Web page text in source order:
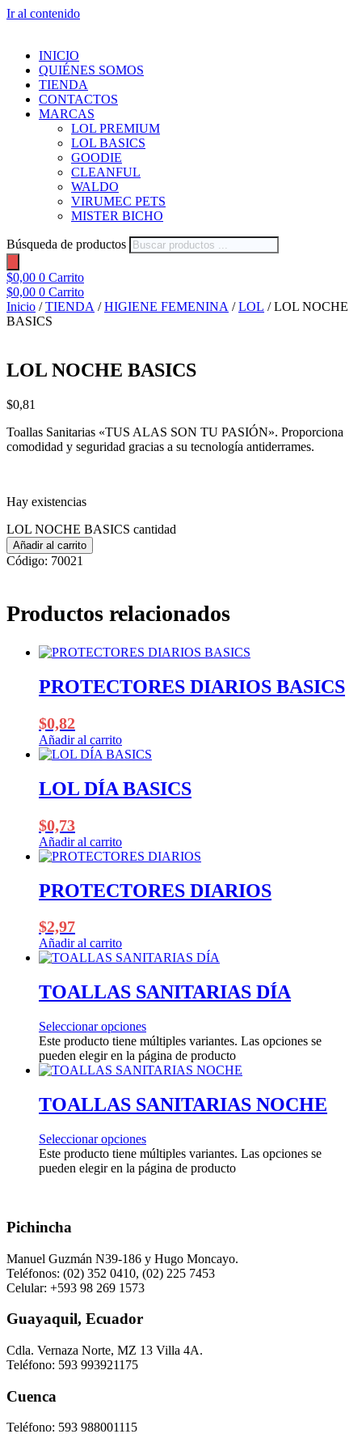
Ir al contenido
INICIO
QUIÉNES SOMOS
TIENDA
CONTACTOS
MARCAS
LOL PREMIUM
LOL BASICS
GOODIE
CLEANFUL
WALDO
VIRUMEC PETS
MISTER BICHO
Búsqueda de productos
$0,00 0 Carrito
$0,00 0 Carrito
Inicio /TIENDA /HIGIENE FEMENINA /LOL / LOL NOCHE
BASICS
LOL NOCHE BASICS
$0,81
Toallas Sanitarias «TUS ALAS SON TU PASIÓN». Proporciona
comodidad y seguridad gracias a su tecnología antiderrames.
Hay existencias
LOL NOCHE BASICS cantidad
Añadir al carrito
Código: 70021
Productos relacionados
PROTECTORES DIARIOS BASICS
$0,82
Añadir al carrito
LOL DÍA BASICS
$0,73
Añadir al carrito
PROTECTORES DIARIOS
$2,97
Añadir al carrito
TOALLAS SANITARIAS DÍA
Seleccionar opciones
Este producto tiene múltiples variantes. Las opciones se
pueden elegir en la página de producto
TOALLAS SANITARIAS NOCHE
Seleccionar opciones
Este producto tiene múltiples variantes. Las opciones se
pueden elegir en la página de producto
Pichincha
Manuel Guzmán N39-186 y Hugo Moncayo.
Teléfonos: (02) 352 0410, (02) 225 7453
Celular: +593 98 269 1573
Guayaquil, Ecuador
Cdla. Vernaza Norte, MZ 13 Villa 4A.
Teléfono: 593 993921175
Cuenca
Teléfono: 593 988001115